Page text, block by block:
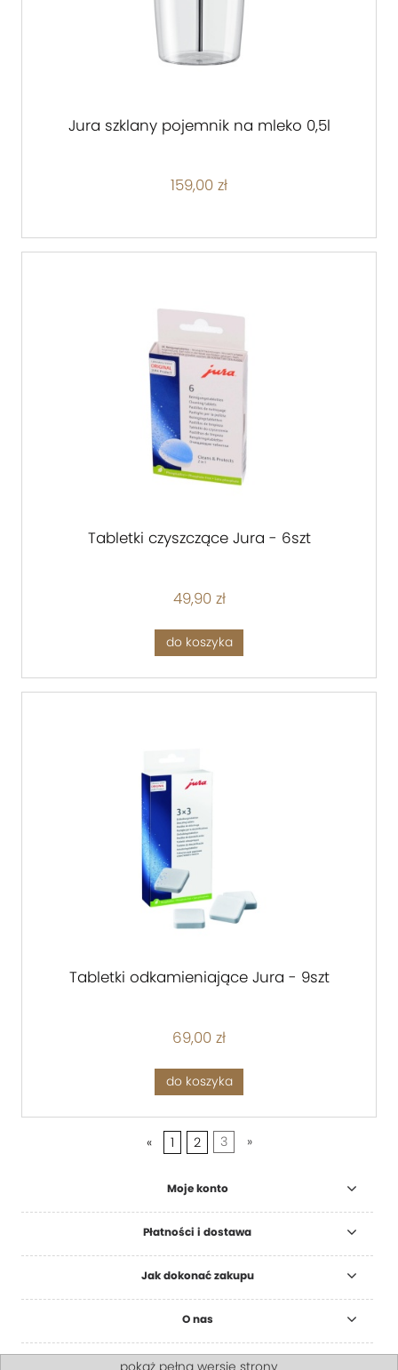
Jura szklany pojemnik na mleko 0,5l
159,00 zł
Tabletki czyszczące Jura - 6szt
49,90 zł
do koszyka
Tabletki odkamieniające Jura - 9szt
69,00 zł
do koszyka
« 1 2 3 »
Moje konto
Płatności i dostawa
Jak dokonać zakupu
O nas
pokaż pełną wersję strony